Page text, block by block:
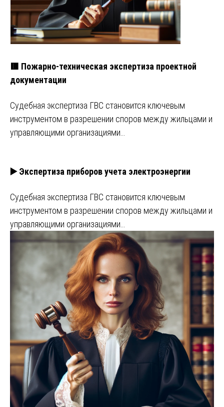
🟥 Пожарно-техническая экспертиза проектной
документации
Судебная экспертиза ГВС становится ключевым
инструментом в разрешении споров между жильцами и
управляющими организациями…
▶️ Экспертиза приборов учета электроэнергии
Судебная экспертиза ГВС становится ключевым
инструментом в разрешении споров между жильцами и
управляющими организациями…